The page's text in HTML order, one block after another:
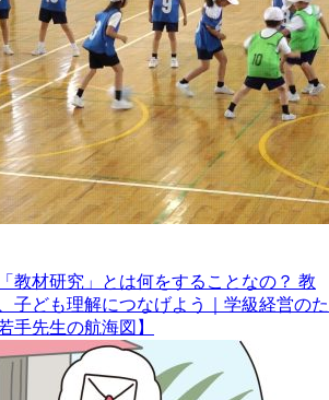
教材研究」とは何をすることなの？ 教
子ども理解につなげよう｜学級経営のた
先生の航海図】